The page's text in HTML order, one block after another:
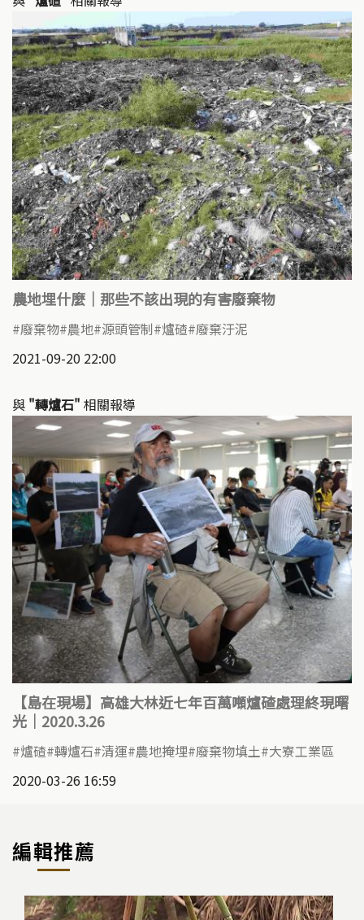
農地埋什麼｜那些不該出現的有害廢棄物
廢棄物 農地 源頭管制 爐碴 廢棄汙泥
2021-09-20 22:00
與 "轉爐石" 相關報導
【島在現場】高雄大林近七年百萬噸爐碴處理終現曙
光｜2020.3.26
爐碴 轉爐石 清運 農地掩埋 廢棄物填土 大寮工業區
2020-03-26 16:59
編輯推薦